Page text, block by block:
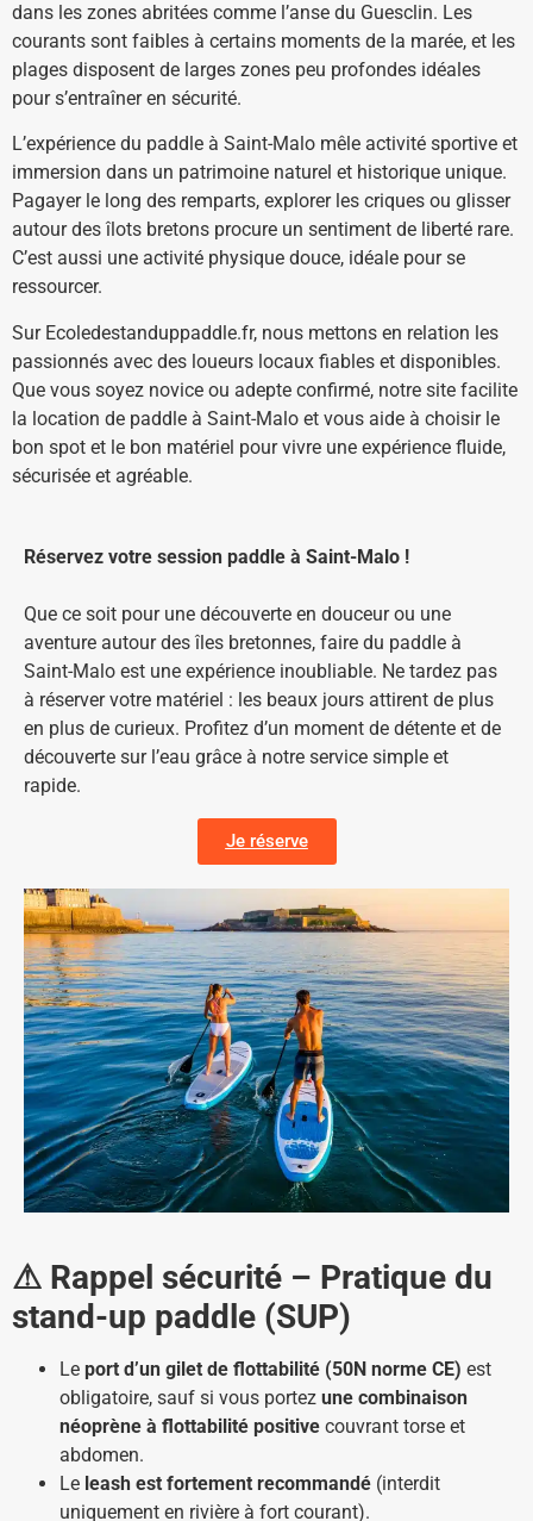
dans les zones abritées comme l’anse du Guesclin. Les
courants sont faibles à certains moments de la marée, et les
plages disposent de larges zones peu profondes idéales
pour s’entraîner en sécurité.
L’expérience du paddle à Saint-Malo mêle activité sportive et
immersion dans un patrimoine naturel et historique unique.
Pagayer le long des remparts, explorer les criques ou glisser
autour des îlots bretons procure un sentiment de liberté rare.
C’est aussi une activité physique douce, idéale pour se
ressourcer.
Sur Ecoledestanduppaddle.fr, nous mettons en relation les
passionnés avec des loueurs locaux fiables et disponibles.
Que vous soyez novice ou adepte confirmé, notre site facilite
la location de paddle à Saint-Malo et vous aide à choisir le
bon spot et le bon matériel pour vivre une expérience fluide,
sécurisée et agréable.
Réservez votre session paddle à Saint-Malo !
Que ce soit pour une découverte en douceur ou une
aventure autour des îles bretonnes, faire du paddle à
Saint-Malo est une expérience inoubliable. Ne tardez pas
à réserver votre matériel : les beaux jours attirent de plus
en plus de curieux. Profitez d’un moment de détente et de
découverte sur l’eau grâce à notre service simple et
rapide.
Je réserve
⚠ Rappel sécurité – Pratique du
stand-up paddle (SUP)
Le port d’un gilet de flottabilité (50N norme CE) est
obligatoire, sauf si vous portez une combinaison
néoprène à flottabilité positive couvrant torse et
abdomen.
Le leash est fortement recommandé (interdit
uniquement en rivière à fort courant).